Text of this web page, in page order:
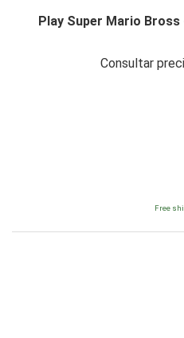
Play Super Mario
Consultar
Free